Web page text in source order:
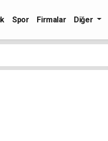
Spor Firmalar Diğer